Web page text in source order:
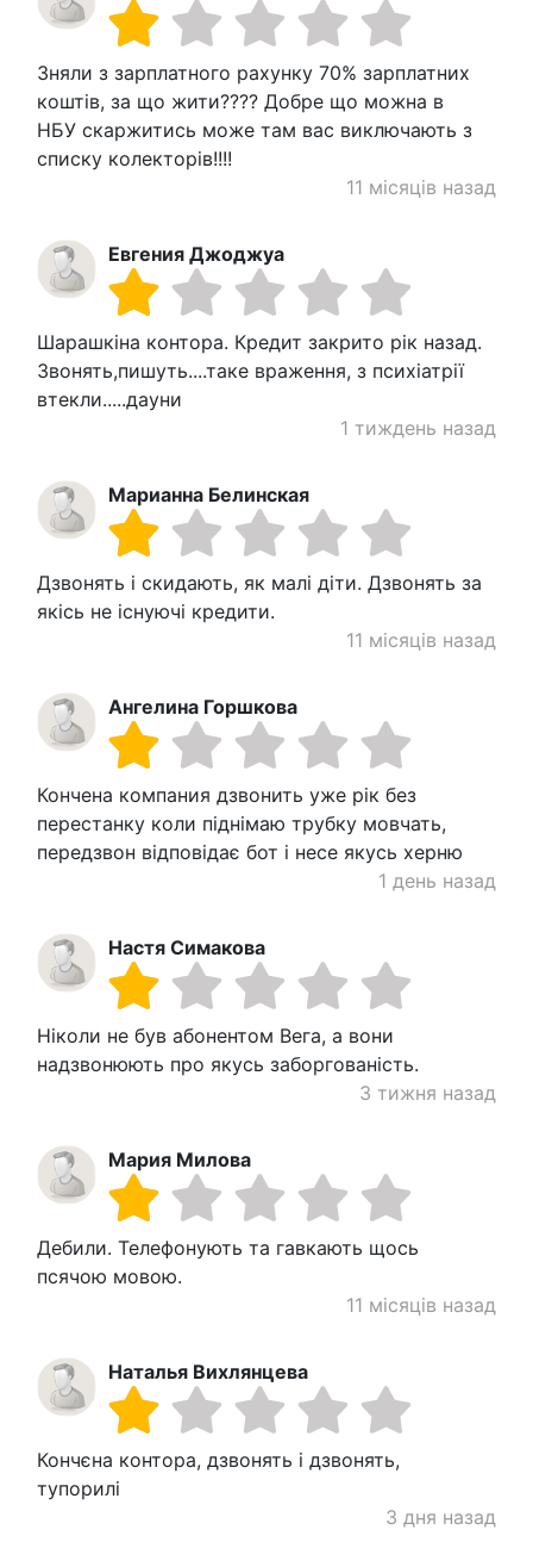
Зняли з зарплатного рахунку 70% зарплатних
коштів, за що жити???? Добре що можна в
НБУ скаржитись може там вас виключають з
списку колекторів!!!!
11 місяців назад
Евгения Джоджуа
Шарашкіна контора. Кредит закрито рік назад.
Звонять,пишуть....таке враження, з психіатрії
втекли.....дауни
1 тиждень назад
Марианна Белинская
Дзвонять і скидають, як малі діти. Дзвонять за
якісь не існуючі кредити.
11 місяців назад
Ангелина Горшкова
Кончена компания дзвонить уже рік без
перестанку коли піднімаю трубку мовчать,
передзвон відповідає бот і несе якусь херню
1 день назад
Настя Симакова
Ніколи не був абонентом Вега, а вони
надзвонюють про якусь заборгованість.
3 тижня назад
Мария Милова
Дебили. Телефонують та гавкають щось
псячою мовою.
11 місяців назад
Наталья Вихлянцева
Кончєна контора, дзвонять і дзвонять,
тупорилі
3 дня назад